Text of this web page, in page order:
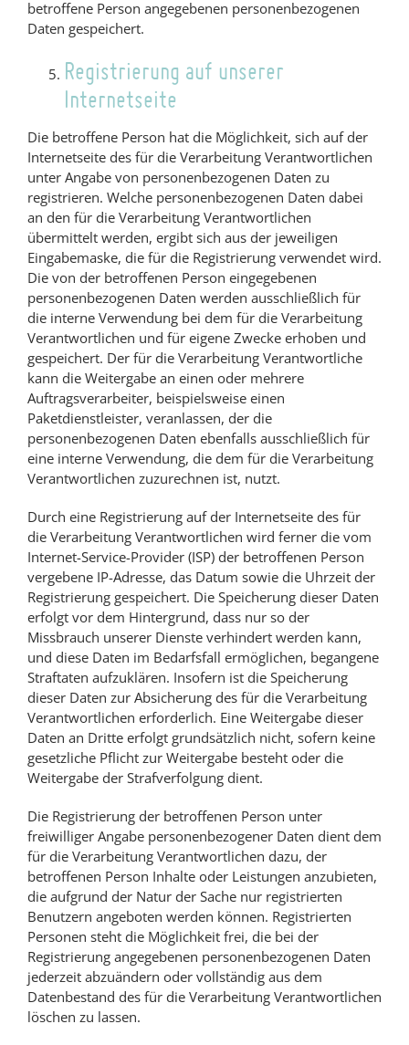
betroffene Person angegebenen personenbezogenen
Daten gespeichert.
Registrierung auf unserer
Internetseite
Die betroffene Person hat die Möglichkeit, sich auf der
Internetseite des für die Verarbeitung Verantwortlichen
unter Angabe von personenbezogenen Daten zu
registrieren. Welche personenbezogenen Daten dabei
an den für die Verarbeitung Verantwortlichen
übermittelt werden, ergibt sich aus der jeweiligen
Eingabemaske, die für die Registrierung verwendet wird.
Die von der betroffenen Person eingegebenen
personenbezogenen Daten werden ausschließlich für
die interne Verwendung bei dem für die Verarbeitung
Verantwortlichen und für eigene Zwecke erhoben und
gespeichert. Der für die Verarbeitung Verantwortliche
kann die Weitergabe an einen oder mehrere
Auftragsverarbeiter, beispielsweise einen
Paketdienstleister, veranlassen, der die
personenbezogenen Daten ebenfalls ausschließlich für
eine interne Verwendung, die dem für die Verarbeitung
Verantwortlichen zuzurechnen ist, nutzt.
Durch eine Registrierung auf der Internetseite des für
die Verarbeitung Verantwortlichen wird ferner die vom
Internet-Service-Provider (ISP) der betroffenen Person
vergebene IP-Adresse, das Datum sowie die Uhrzeit der
Registrierung gespeichert. Die Speicherung dieser Daten
erfolgt vor dem Hintergrund, dass nur so der
Missbrauch unserer Dienste verhindert werden kann,
und diese Daten im Bedarfsfall ermöglichen, begangene
Straftaten aufzuklären. Insofern ist die Speicherung
dieser Daten zur Absicherung des für die Verarbeitung
Verantwortlichen erforderlich. Eine Weitergabe dieser
Daten an Dritte erfolgt grundsätzlich nicht, sofern keine
gesetzliche Pflicht zur Weitergabe besteht oder die
Weitergabe der Strafverfolgung dient.
Die Registrierung der betroffenen Person unter
freiwilliger Angabe personenbezogener Daten dient dem
für die Verarbeitung Verantwortlichen dazu, der
betroffenen Person Inhalte oder Leistungen anzubieten,
die aufgrund der Natur der Sache nur registrierten
Benutzern angeboten werden können. Registrierten
Personen steht die Möglichkeit frei, die bei der
Registrierung angegebenen personenbezogenen Daten
jederzeit abzuändern oder vollständig aus dem
Datenbestand des für die Verarbeitung Verantwortlichen
löschen zu lassen.